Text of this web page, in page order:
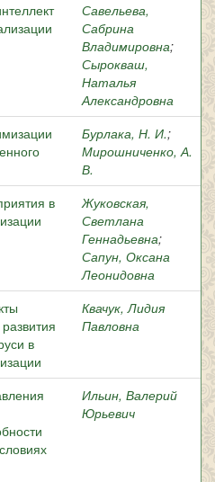
Савельева,
Сабрина
Владимировна;
Сырокваш,
Наталья
Александровна
Бурлака, Н. И.;
Мирошниченко, А.
В.
в
Жуковская,
Светлана
Геннадьевна;
Сапун, Оксана
Леонидовна
в
Квачук, Лидия
Павловна
Ильин, Валерий
Юрьевич